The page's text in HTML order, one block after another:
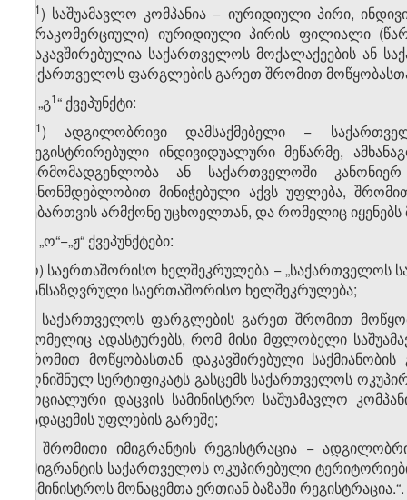
​1) საშუამავლო კომპანია − იურიდიული პირი,
(არაკომერციული) იურიდიული პირის ფილიალი
დაკავშირებულია საქართველოს მოქალაქეების ან
საქართველოს ფარგლების გარეთ შრომით
ბ) „გ​1“ ქვეპუნქტი:
​1) ადგილობრივი დამსაქმებელი −
რეგისტრირებული ინდივიდუალური მეწარმე,
წარმომადგენლობა ან საქართველოში
კანონმდებლობით მინიჭებული აქვს უფლება,
ნებართვის არმქონე უცხოელთან, და რომელიც
გ) „ო“−„ჟ“ ქვეპუნქტები:
„ო) საერთაშორისო ხელშეკრულება − „საქართველოს
განსაზღვრული საერთაშორისო ხელშეკრულება;
პ) საქართველოს ფარგლების გარეთ შრომით
რომელიც ადასტურებს, რომ მისი მფლობელი
შრომით მოწყობასთან დაკავშირებული
აღნიშნულ სერტიფიკატს გასცემს საქართველოს
სოციალური დაცვის სამინისტრო საშუამავლო
გადაცემის უფლების გარეშე;
ჟ) შრომითი იმიგრანტის რეგისტრაცია −
იმიგრანტის საქართველოს ოკუპირებული
სამინისტროს მონაცემთა ერთიან ბაზაში რეგისტრაცია.“.